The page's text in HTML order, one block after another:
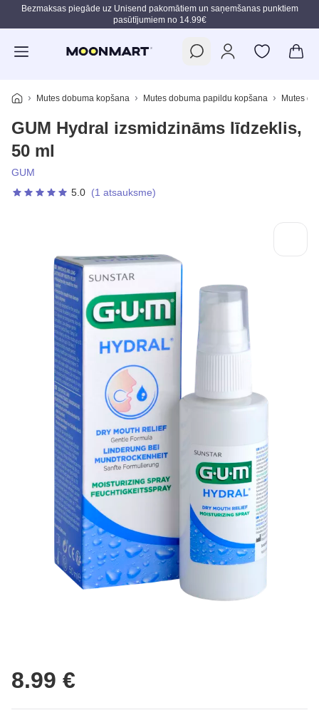
Pāriet uz galveno saturu
Bezmaksas piegāde uz Unisend pakomātiem un saņemšanas punktiem
pasūtījumiem no 14.99€
Mutes dobuma kopšana Mutes dobuma papildu kopšana Mutes
GUM Hydral izsmidzināms līdzeklis,
50 ml
GUM
5.0 (1 atsauksme)
8.99 €